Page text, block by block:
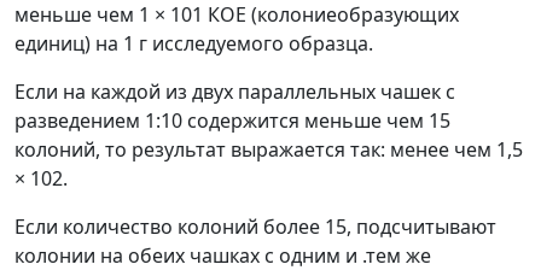
меньше чем 1 × 101 КОЕ (колониеобразующих
единиц) на 1 г исследуемого образца.
Если на каждой из двух параллельных чашек с
разведением 1:10 содержится меньше чем 15
колоний, то результат выражается так: менее чем 1,5
× 102.
Если количество колоний более 15, подсчитывают
колонии на обеих чашках с одним и .тем же